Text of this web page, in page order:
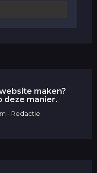
maken?
deze manier.
- Redactie